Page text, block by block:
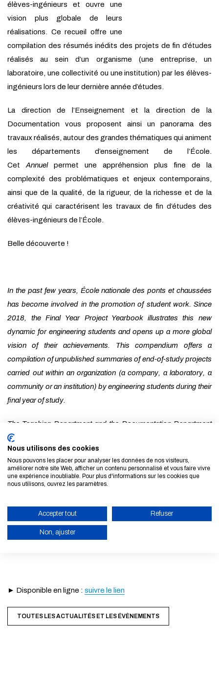
élèves-ingénieurs et ouvre une
vision plus globale de leurs
réalisations. Ce recueil offre une
compilation des résumés inédits des projets de fin d’études
réalisés au sein d’un organisme (une entreprise, un
laboratoire, une collectivité ou une institution) par les élèves-
ingénieurs lors de leur dernière année d’études.
La direction de l’Enseignement et la direction de la
Documentation vous proposent ainsi un panorama des
travaux réalisés, autour des grandes thématiques qui animent
les départements d’enseignement de l’École.
CetAnnuel permet une appréhension plus fine de la
complexité des problématiques et enjeux contemporains,
ainsi que de la qualité, de la rigueur, de la richesse et de la
créativité qui caractérisent les travaux de fin d’études des
élèves-ingénieurs de l’École.
Belle découverte !
In the past few years, École nationale des ponts et chaussées
has become involved in the promotion of student work. Since
2018, the Final Year Project Yearbook illustrates this new
dynamic for engineering students and opens up a more global
vision of their achievements. This compendium offers a
compilation of unpublished summaries of end-of-study projects
carried out within an organization (a company, a laboratory, a
community or an institution) by engineering students during their
final year of study.
The Teaching Department and the Documentation Department
thus offer you an overview of the work carried out, around the
major themes that animate the School’s teaching departments.
This Yearbook provides a more detailed understanding of the
complexity of contemporary issues and challenges, as well as
year work of the School’s engineering students.
We hope you enjoy discovering our students’
► Disponible en ligne : suivre le lien
TOUTES LES ACTUALITÉS ET LES ÉVÈNEMENTS
Nous utilisons des cookies
Nous pouvons les placer pour analyser les données de nos visiteurs,
améliorer notre site Web, afficher un contenu personnalisé et vous faire vivre
une expérience inoubliable. Pour plus d'informations sur les cookies que
nous utilisons, ouvrez les paramètres.
Accepter tout Refuser
Non, ajuster